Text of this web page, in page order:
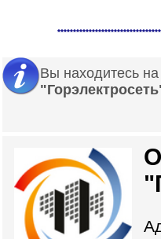
Справочник
Вы находитесь